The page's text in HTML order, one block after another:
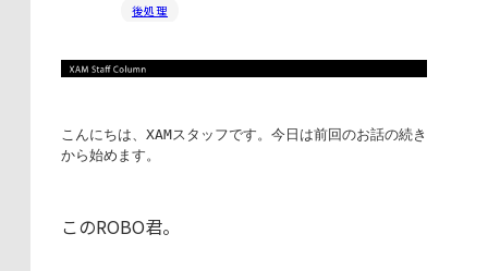
後処理
こんにちは、XAMスタッフです。今日は前回のお話の続き
から始めます。
このROBO君。